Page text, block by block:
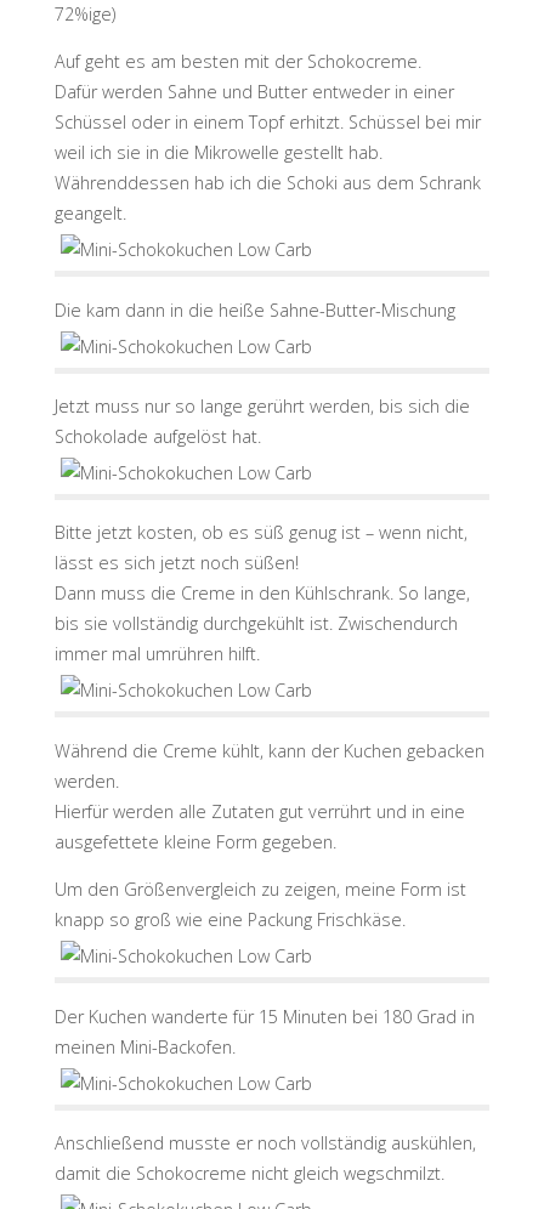
72%ige)
Auf geht es am besten mit der Schokocreme.
Dafür werden Sahne und Butter entweder in einer
Schüssel oder in einem Topf erhitzt. Schüssel bei mir
weil ich sie in die Mikrowelle gestellt hab.
Währenddessen hab ich die Schoki aus dem Schrank
geangelt.
Die kam dann in die heiße Sahne-Butter-Mischung
Jetzt muss nur so lange gerührt werden, bis sich die
Schokolade aufgelöst hat.
Bitte jetzt kosten, ob es süß genug ist – wenn nicht,
lässt es sich jetzt noch süßen!
Dann muss die Creme in den Kühlschrank. So lange,
bis sie vollständig durchgekühlt ist. Zwischendurch
immer mal umrühren hilft.
Während die Creme kühlt, kann der Kuchen gebacken
werden.
Hierfür werden alle Zutaten gut verrührt und in eine
ausgefettete kleine Form gegeben.
Um den Größenvergleich zu zeigen, meine Form ist
knapp so groß wie eine Packung Frischkäse.
Der Kuchen wanderte für 15 Minuten bei 180 Grad in
meinen Mini-Backofen.
Anschließend musste er noch vollständig auskühlen,
damit die Schokocreme nicht gleich wegschmilzt.